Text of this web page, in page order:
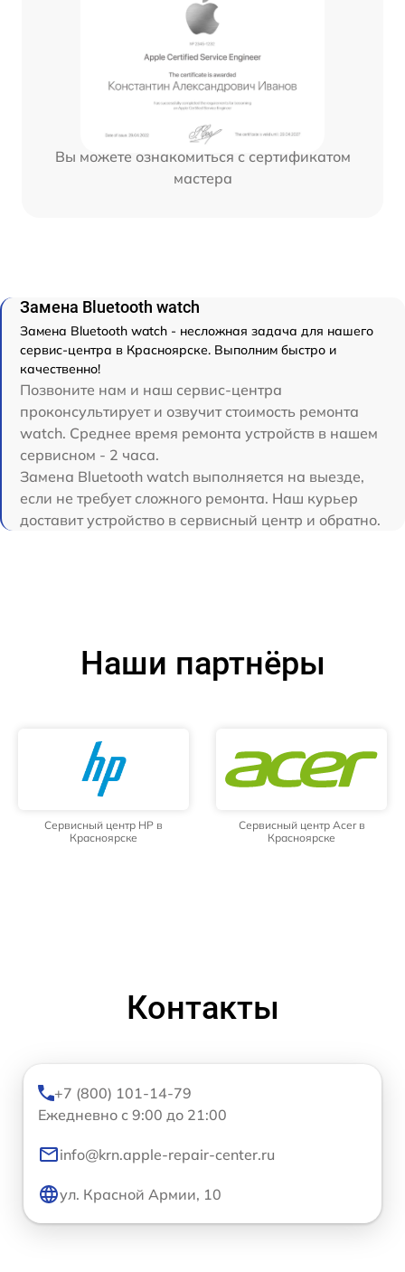
Вы можете ознакомиться с сертификатом
мастера
Замена Bluetooth watch
Замена Bluetooth watch - несложная задача для нашего
сервис-центра в Красноярске. Выполним быстро и
качественно!
Позвоните нам и наш сервис-центра
проконсультирует и озвучит стоимость ремонта
watch. Среднее время ремонта устройств в нашем
сервисном - 2 часа.
Замена Bluetooth watch выполняется на выезде,
если не требует сложного ремонта. Наш курьер
доставит устройство в сервисный центр и обратно.
Наши партнёры
Сервисный центр HP в
Красноярске
Сервисный центр Acer в
Красноярске
Контакты
+7 (800) 101-14-79
Ежедневно с 9:00 до 21:00
info@krn.apple-repair-center.ru
ул. Красной Армии, 10